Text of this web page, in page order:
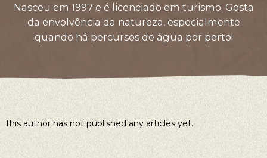
Nasceu em 1997 e é licenciado em turismo. Gosta
da envolvência da natureza, especialmente
quando há percursos de água por perto!
This author has not published any articles yet.